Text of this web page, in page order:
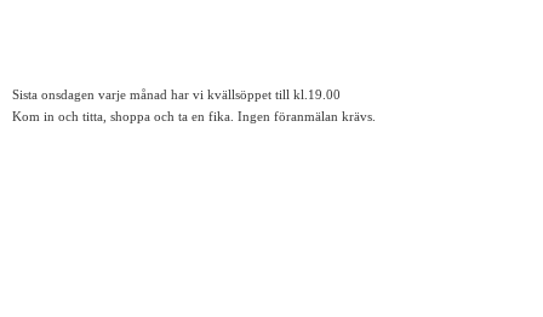
Sista onsdagen varje månad har vi kvällsöppet till kl.19.00
Kom in och titta, shoppa och ta en fika. Ingen föranmälan krävs.